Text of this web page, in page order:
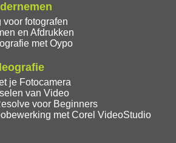
fotografen
en Afdrukken
met Oypo
je Fotocamera
van Video
voor Beginners
met Corel VideoStudio